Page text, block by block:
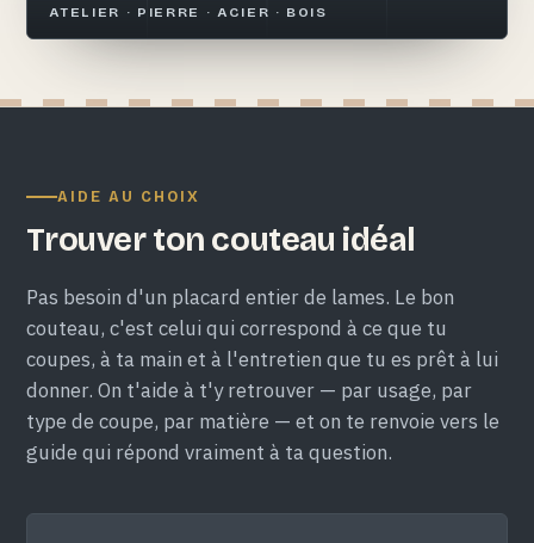
ATELIER · PIERRE · ACIER · BOIS
AIDE AU CHOIX
Trouver ton couteau idéal
Pas besoin d'un placard entier de lames. Le bon
couteau, c'est celui qui correspond à ce que tu
coupes, à ta main et à l'entretien que tu es prêt à lui
donner. On t'aide à t'y retrouver — par usage, par
type de coupe, par matière — et on te renvoie vers le
guide qui répond vraiment à ta question.